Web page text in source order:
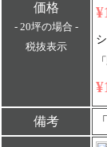
価格
- 20坪の場合 -
税抜表示
備考